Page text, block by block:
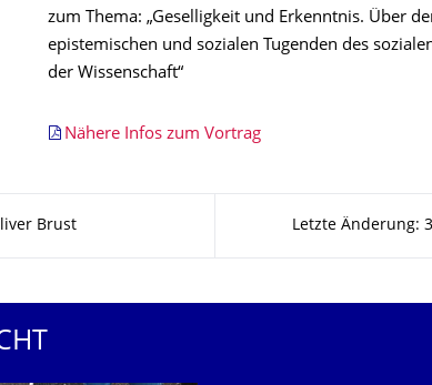
zum Thema: „Geselligkeit und Erkenntnis. Über
epistemischen und sozialen Tugenden des
der Wissenschaft“
Nähere Infos zum Vortrag
Brust Letzte Änderung: